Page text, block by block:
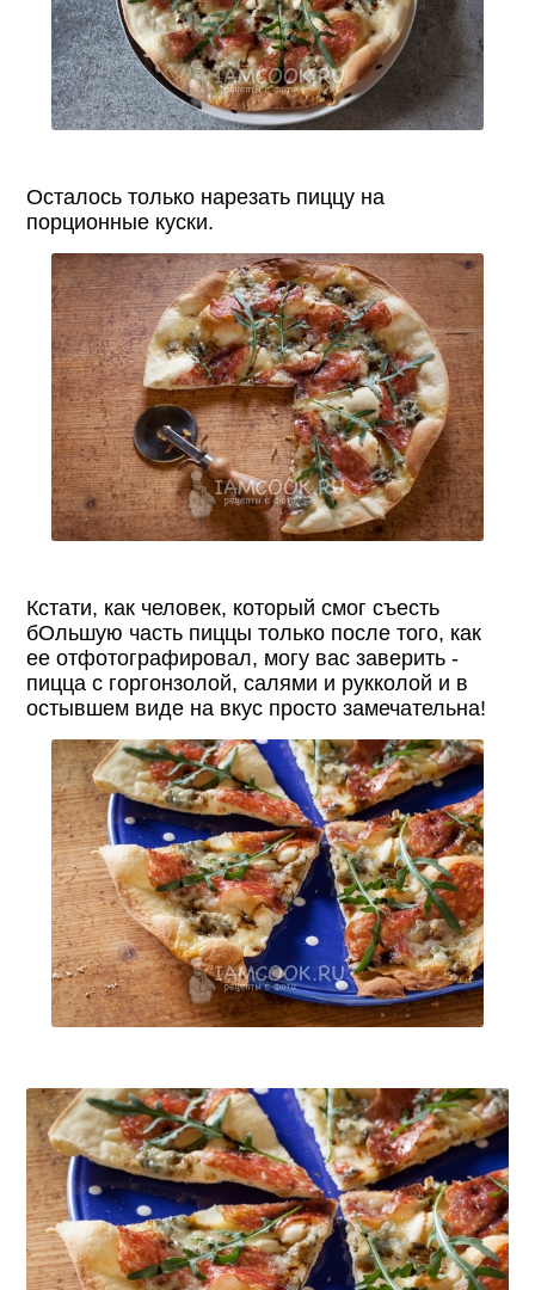
Осталось только нарезать пиццу на
порционные куски.
Кстати, как человек, который смог съесть
бОльшую часть пиццы только после того, как
ее отфотографировал, могу вас заверить -
пицца с горгонзолой, салями и рукколой и в
остывшем виде на вкус просто замечательна!